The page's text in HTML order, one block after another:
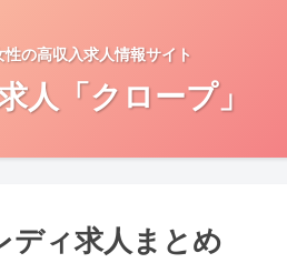
性の高収入求人情報サイト
人「クロープ」
ィ求人まとめ